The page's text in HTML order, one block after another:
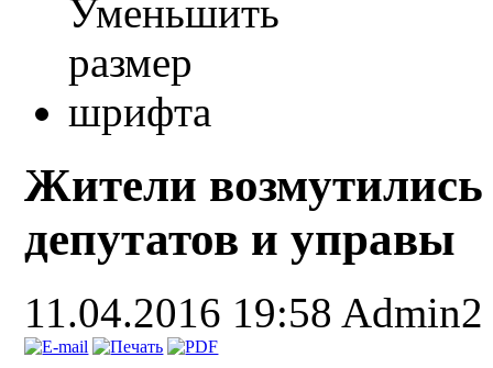
Жители возмутились
депутатов и управы
11.04.2016 19:58 Admin2